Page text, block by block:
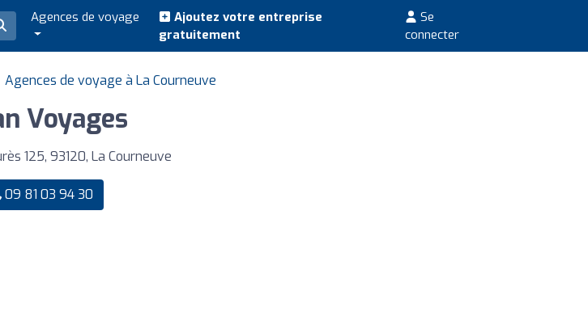
Agences de voyage
Ajoutez votre entreprise
gratuitement
Se
connecter
Agences de voyage à La Courneuve
Voyages
125, 93120, La Courneuve
09 81 03 94 30